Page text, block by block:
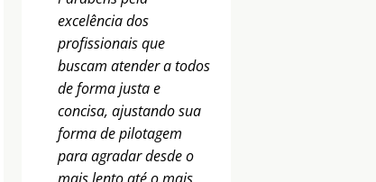
excelência dos
profissionais que
buscam atender a todos
de forma justa e
concisa, ajustando sua
forma de pilotagem
para agradar desde o